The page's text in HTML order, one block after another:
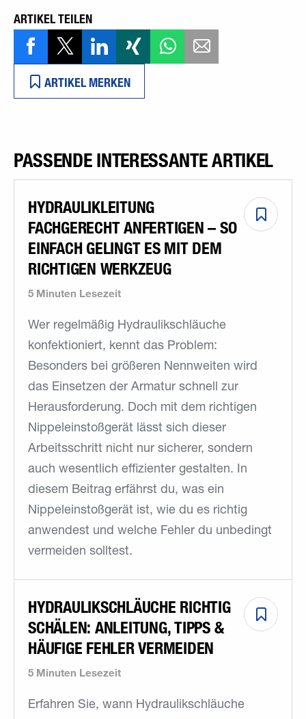
ARTIKEL TEILEN
ARTIKEL MERKEN
PASSENDE INTERESSANTE ARTIKEL
5 Minuten Lesezeit
HYDRAULIKLEITUNG
FACHGERECHT ANFERTIGEN – SO
EINFACH GELINGT ES MIT DEM
RICHTIGEN WERKZEUG
Wer regelmäßig Hydraulikschläuche
konfektioniert, kennt das Problem:
Besonders bei größeren Nennweiten wird
das Einsetzen der Armatur schnell zur
Herausforderung. Doch mit dem richtigen
Nippeleinstoßgerät lässt sich dieser
Arbeitsschritt nicht nur sicherer, sondern
auch wesentlich effizienter gestalten. In
diesem Beitrag erfährst du, was ein
Nippeleinstoßgerät ist, wie du es richtig
anwendest und welche Fehler du unbedingt
vermeiden solltest.
5 Minuten Lesezeit
HYDRAULIKSCHLÄUCHE RICHTIG
SCHÄLEN: ANLEITUNG, TIPPS &
HÄUFIGE FEHLER VERMEIDEN
Erfahren Sie, wann Hydraulikschläuche